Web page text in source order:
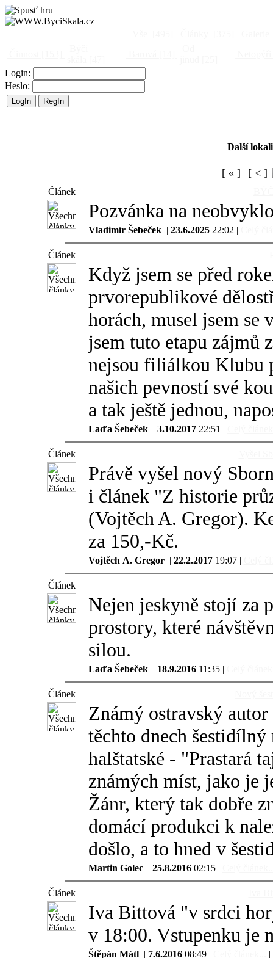
Login:
Heslo:
Další
[ « ] [ < ]
Článek
Pozvánka na
Vladimír Šebeček| 23.6.202522:02 |
Článek
Když jsem se před
prvorepublikové
horách, musel jsem se
jsem tuto etapu zájmů
nejsou filiálkou Klubu
našich pevností své
a tak ještě jednou,
Laďa Šebeček| 3.10.201722:51 |
Článek
Právě vyšel nový
i článek "Z historie
(Vojtěch A. Gregor).
za 150,-Kč.
Vojtěch A. Gregor| 22.2.201719:07 |
Článek
Nejen jeskyně stojí za
prostory, které
silou.
Laďa Šebeček| 18.9.201611:35 |
Článek
Známý ostravský
těchto dnech šestidílný
halštatské - "Prastará
známých míst, jako je
Žánr, který tak dobře
domácí produkci k
došlo, a to hned v
Martin Golec| 25.8.201602:15 |
Článek
Iva Bittová "v srdci
v 18:00. Vstupenku je
Štěpán Mátl| 7.6.201608:49 | |